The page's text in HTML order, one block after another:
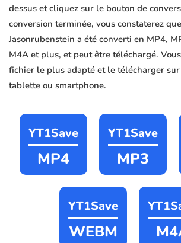
dessus et cliquez sur le bouton de
conversion terminée, vous constaterez
Jasonrubenstein a été converti en MP4,
M4A et plus, et peut être téléchargé.
fichier le plus adapté et le télécharger
tablette ou smartphone.
YT1Save
MP4
YT1Save
MP3
YT1Save
WEBM